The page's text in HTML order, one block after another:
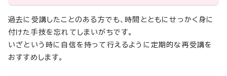
過去に受講したことのある方でも、時間とともにせっかく身に
付けた手技を忘れてしまいがちです。
いざという時に自信を持って行えるように定期的な再受講を
おすすめします。